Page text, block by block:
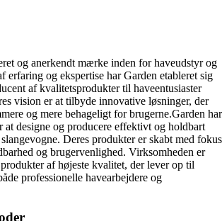
og anerkendt mærke inden for haveudstyr og
og ekspertise har Garden etableret sig
af kvalitetsprodukter til haveentusiaster
vision er at tilbyde innovative løsninger, der
og mere behageligt for brugerne.Garden har
designe og producere effektivt og holdbart
Deres produkter er skabt med fokus
og brugervenlighed. Virksomheden er
af højeste kvalitet, der lever op til
professionelle havearbejdere og